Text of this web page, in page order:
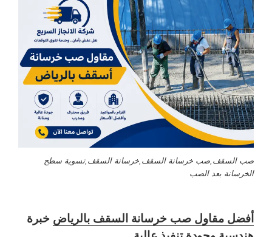
صب السقف,صب خرسانة السقف,خرسانة السقف,تسوية سطح
الخرسانة بعد الصب
أفضل مقاول صب خرسانة السقف بالرياض خبرة